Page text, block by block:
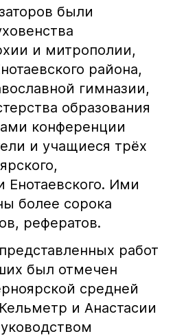
были
и митрополии,
района,
гимназии,
образования
конференции
и учащиеся трёх
Енотаевского. Ими
более сорока
рефератов.
работ
был отмечен
средней
и Анастасии